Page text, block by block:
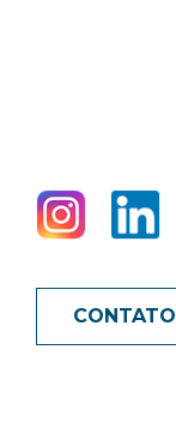
CONTATO